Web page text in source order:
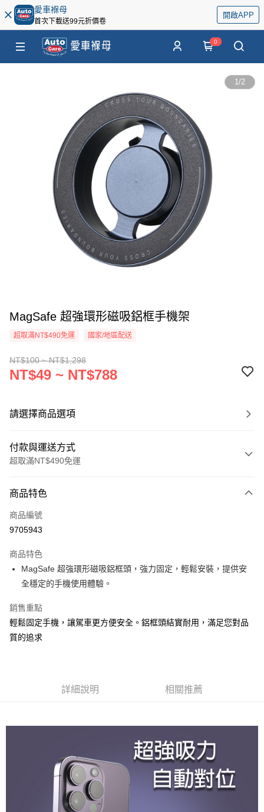
愛車褓母
首次下載送99元折價卷
開啟APP
0
1/2
MagSafe 超強環形磁吸鋁框手機架
超取滿NT$490免運 國家/地區配送
NT$100 ~ NT$1,298
NT$49 ~ NT$788
請選擇商品選項
付款與運送方式
超取滿NT$490免運
信用卡一次付款
信用卡分期付款
合作金庫商業銀行
華南商業銀行
彰化商業銀行
上海商業儲蓄銀行
臺灣中小企業銀行
匯豐（台灣）商業銀行
華泰商業銀行
聯邦商業銀行
台灣樂天信用卡公司
LINE Pay
Apple Pay
街口支付
AFTEE先享後付
１．簡單：不需註冊會員、不需綁卡、不需儲值。
２．便利：只要手機號碼，簡訊認證，即可結帳。
３．安心：先確認商品／服務後，再付款。
【「AFTEE先享後付」結帳流程】
１．於結帳方式選擇「AFTEE先享後付」後，將跳轉至「AFTEE先享後付」
全家付款取貨
每筆NT$60，滿NT$490(含以上)免運費
商品特色
商品編號
9705943
商品特色
MagSafe 超強環形磁吸鋁框頭，強力固定，輕鬆安裝，提供安
全穩定的手機使用體驗。
銷售重點
輕鬆固定手機，讓駕車更方便安全。鋁框頭結實耐用，滿足您對品
質的追求
詳細說明 相關推薦